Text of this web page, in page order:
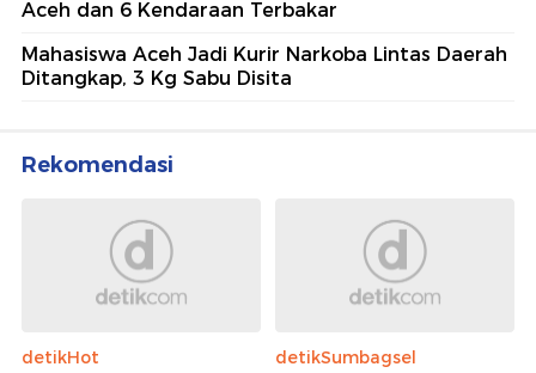
Aceh dan 6 Kendaraan Terbakar
Mahasiswa Aceh Jadi Kurir Narkoba Lintas Daerah
Ditangkap, 3 Kg Sabu Disita
Rekomendasi
detikHot
detikSumbagsel